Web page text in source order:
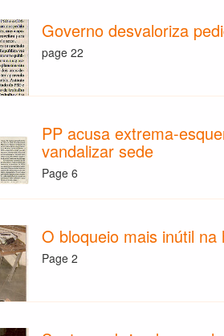
Governo desvaloriza
page 22
PP acusa extrema-
vandalizar sede
Page 6
O bloqueio mais inútil na
Page 2